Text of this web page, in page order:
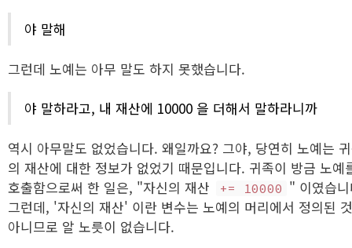
야 말해
그런데 노예는 아무 말도 하지 못했습니다.
야 말하라고, 내 재산에 10000 을 더해서 말하라니까
역시 아무말도 없었습니다. 왜일까요? 그야, 당연히 노예는
의 재산에 대한 정보가 없었기 때문입니다. 귀족이 방금 노예
호출함으로써 한 일은, "자신의 재산
+= 10000 " 이였습
그런데, '자신의 재산' 이란 변수는 노예의 머리에서 정의된
아니므로 알 노릇이 없습니다.